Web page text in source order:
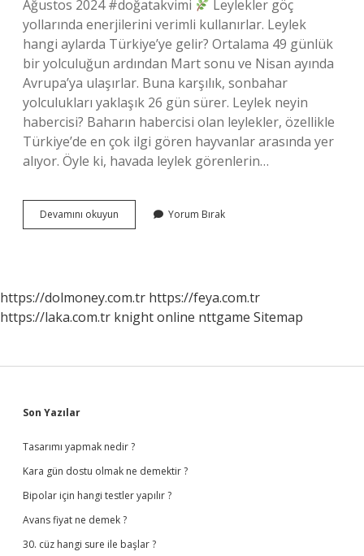
Ağustos 2024 #doğatakvimi
Leylekler göç
yollarında enerjilerini verimli kullanırlar. Leylek
hangi aylarda Türkiye’ye gelir? Ortalama 49 günlük
bir yolculuğun ardından Mart sonu ve Nisan ayında
Avrupa’ya ulaşırlar. Buna karşılık, sonbahar
yolculukları yaklaşık 26 gün sürer. Leylek neyin
habercisi? Baharın habercisi olan leylekler, özellikle
Türkiye’de en çok ilgi gören hayvanlar arasında yer
alıyor. Öyle ki, havada leylek görenlerin…
Devamını okuyun Leylekler
Ne
Yorum Bırak
https://dolmoney.com.tr https://feya.com.tr
https://laka.com.tr knight online nttgame Sitemap
Sidebar
Son Yazılar
Tasarımı yapmak nedir ?
Kara gün dostu olmak ne demektir ?
Bipolar için hangi testler yapılır ?
Avans fiyat ne demek ?
30. cüz hangi sure ile başlar ?